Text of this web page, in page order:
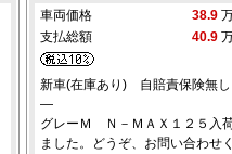
車両価格 38.9
支払総額
40.9
新車(在庫あり) 自賠責保険無し
―
グレーＭ Ｎ－ＭＡＸ１２５入
ました。どうぞ、お問い合わせ